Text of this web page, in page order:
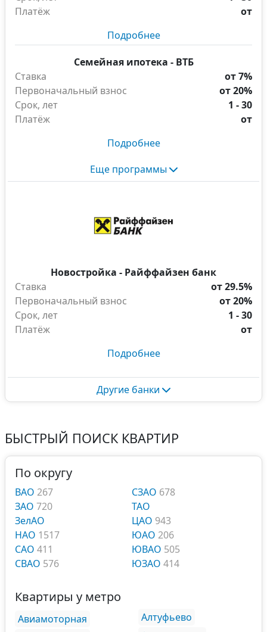
Платёж
от
Подробнее
Семейная ипотека - ВТБ
Ставка
от 7%
Первоначальный взнос
от 20%
Срок, лет
1 - 30
Платёж
от
Подробнее
Еще программы
Новостройка - Райффайзен банк
Ставка
от 29.5%
Первоначальный взнос
от 20%
Срок, лет
1 - 30
Платёж
от
Подробнее
Другие банки
БЫСТРЫЙ ПОИСК КВАРТИР
По округу
ВАО 267
ЗАО 720
ЗелАО
НАО 1517
САО 411
СВАО 576
СЗАО 678
ТАО
ЦАО 943
ЮАО 206
ЮВАО 505
ЮЗАО 414
Квартиры у метро
Авиамоторная
Алтуфьево